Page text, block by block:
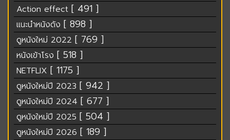
Action effect [ 491 ]
แนะนำหนังดัง [ 898 ]
ดูหนังใหม่ 2022 [ 769 ]
หนังเข้าโรง [ 518 ]
NETFLIX [ 1175 ]
ดูหนังใหม่ปี 2023 [ 942 ]
ดูหนังใหม่ปี 2024 [ 677 ]
ดูหนังใหม่ปี 2025 [ 504 ]
ดูหนังใหม่ปี 2026 [ 189 ]